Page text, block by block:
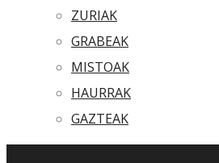
ZURIAK
GRABEAK
MISTOAK
HAURRAK
GAZTEAK